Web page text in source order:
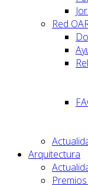
Red
Arquitectura